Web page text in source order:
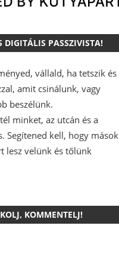
DIGITÁLIS PASSZIVISTA!
vállald, ha tetszik és
amit csinálunk, vagy
beszélünk.
minket, az utcán és a
Segítened kell, hogy mások
lesz velünk és tőlünk
KOMMENTELJ!